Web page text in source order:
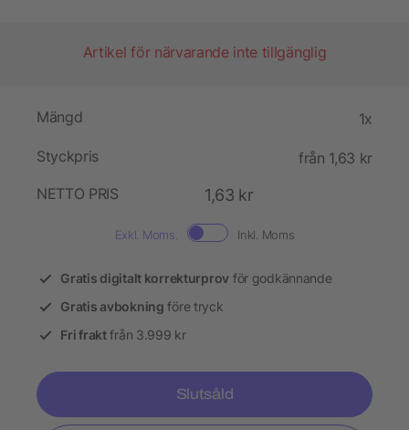
Artikel för närvarande inte tillgänglig
Mängd 1x
Styckpris
från 1,63 kr
NETTO PRIS
1,63 kr
Exkl. Moms. Inkl. Moms
Gratis digitalt korrekturprov för godkännande
Gratis avbokning före tryck
Fri fraktfrån 3.999 kr
Slutsåld